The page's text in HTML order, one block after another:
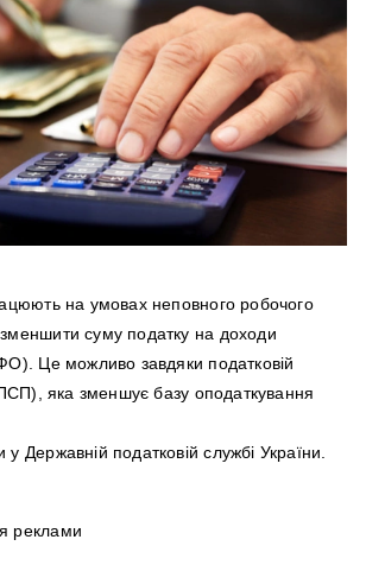
на умовах неповного робочого
суму податку на доходи
Це можливо завдяки податковій
(ПСП), яка зменшує базу оподаткування
Державній податковій службі України.
реклами